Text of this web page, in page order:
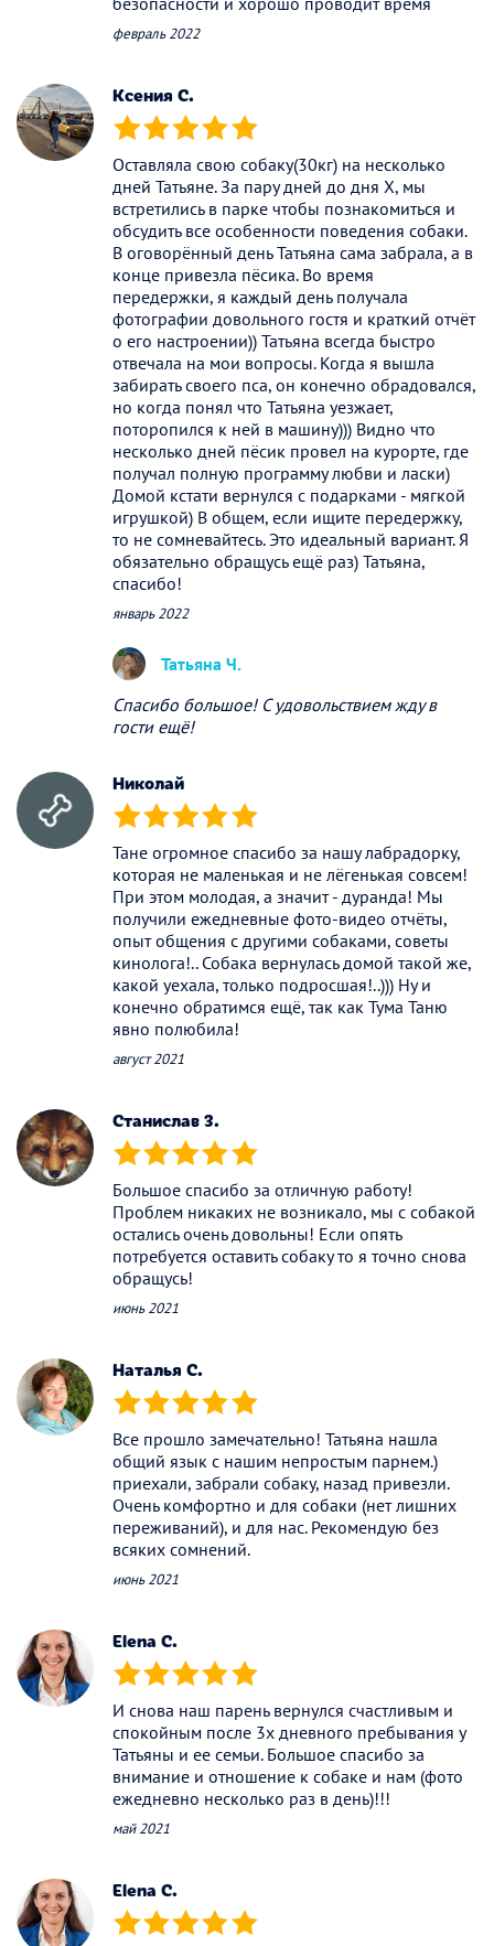
февраль 2022
Ксения С.
(*) (*) (*) (*) (*)
Оставляла свою собаку(30кг) на несколько
дней Татьяне. За пару дней до дня Х, мы
встретились в парке чтобы познакомиться и
обсудить все особенности поведения собаки.
В оговорённый день Татьяна сама забрала, а в
конце привезла пёсика. Во время
передержки, я каждый день получала
фотографии довольного гостя и краткий отчёт
о его настроении)) Татьяна всегда быстро
отвечала на мои вопросы. Когда я вышла
забирать своего пса, он конечно обрадовался,
но когда понял что Татьяна уезжает,
поторопился к ней в машину))) Видно что
несколько дней пёсик провел на курорте, где
получал полную программу любви и ласки)
Домой кстати вернулся с подарками - мягкой
игрушкой) В общем, если ищите передержку,
то не сомневайтесь. Это идеальный вариант. Я
обязательно обращусь ещё раз) Татьяна,
спасибо!
январь 2022
Татьяна Ч.
Спасибо большое! С удовольствием жду в
гости ещё!
Николай
(*) (*) (*) (*) (*)
Тане огромное спасибо за нашу лабрадорку,
которая не маленькая и не лёгенькая совсем!
При этом молодая, а значит - дуранда! Мы
получили ежедневные фото-видео отчёты,
опыт общения с другими собаками, советы
кинолога!.. Собака вернулась домой такой же,
какой уехала, только подросшая!..))) Ну и
конечно обратимся ещё, так как Тума Таню
явно полюбила!
август 2021
Станислав З.
(*) (*) (*) (*) (*)
Большое спасибо за отличную работу!
Проблем никаких не возникало, мы с собакой
остались очень довольны! Если опять
потребуется оставить собаку то я точно снова
обращусь!
июнь 2021
Наталья С.
(*) (*) (*) (*) (*)
Все прошло замечательно! Татьяна нашла
общий язык с нашим непростым парнем.)
приехали, забрали собаку, назад привезли.
Очень комфортно и для собаки (нет лишних
переживаний), и для нас. Рекомендую без
всяких сомнений.
июнь 2021
Elena C.
(*) (*) (*) (*) (*)
И снова наш парень вернулся счастливым и
спокойным после 3х дневного пребывания у
Татьяны и ее семьи. Большое спасибо за
внимание и отношение к собаке и нам (фото
ежедневно несколько раз в день)!!!
май 2021
Elena C.
(*) (*) (*) (*) (*)